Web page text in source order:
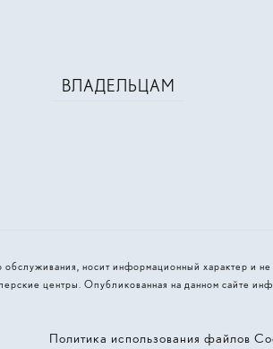
ВЛАДЕЛЬЦАМ
носит информационный характер и
центры. Опубликованная на данном сайте
Политика использования файлов